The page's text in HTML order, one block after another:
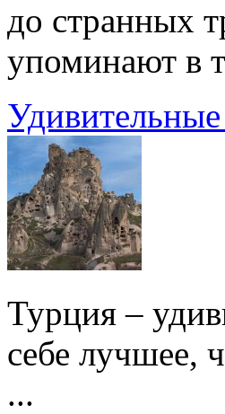
до странных
упоминают в
Турция –
себе лучшее,
...